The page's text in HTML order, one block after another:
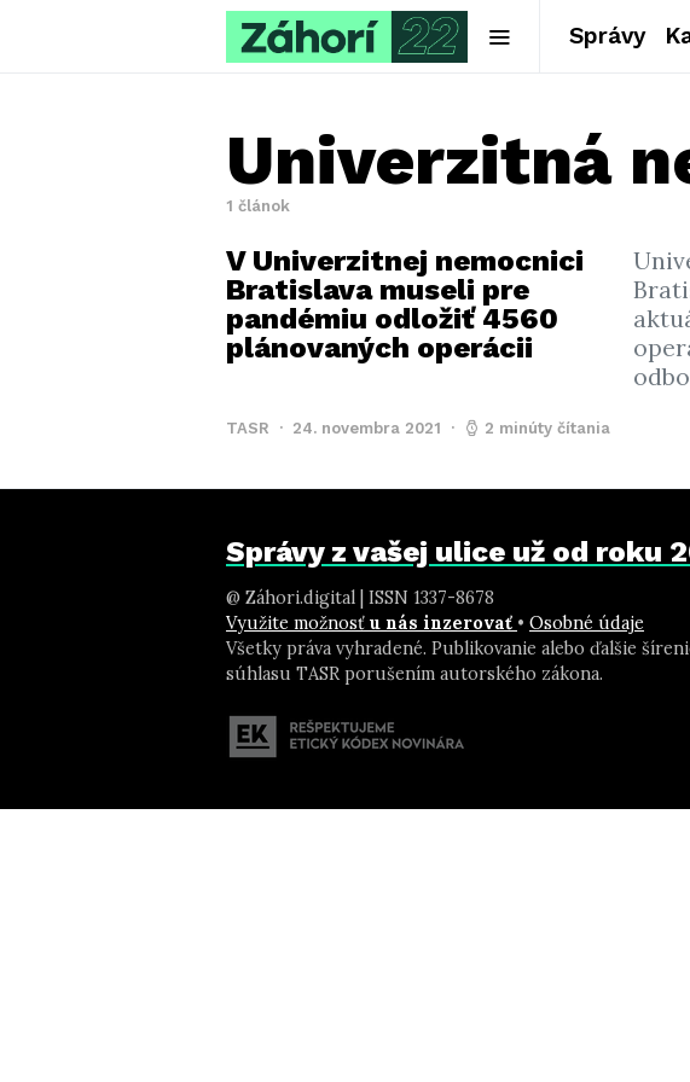
Správy
Univerzitná
1 článok
V Univerzitnej nemocnici
Bratislava museli pre
pandémiu odložiť 4560
plánovaných operácii
TASR 24. novembra 2021 2 minúty čítania
Správy z vašej ulice už od roku
@ Záhori.digital | ISSN 1337-8678
Využite možnosť u nás inzerovať • Osobné údaje
Všetky práva vyhradené. Publikovanie alebo ďalšie
súhlasu TASR porušením autorského zákona.